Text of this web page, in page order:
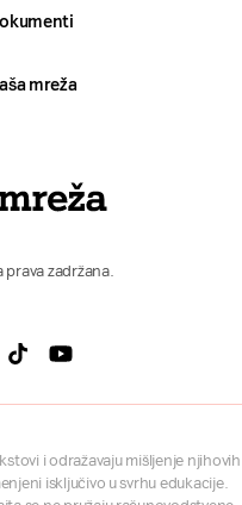
mreža
prava zadržana.
TiktokYoutube
i odražavaju mišljenje njihovih
isključivo u svrhu edukacije.